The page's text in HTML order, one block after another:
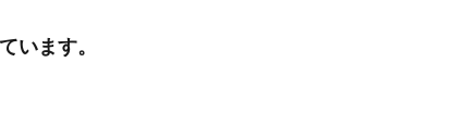
います。